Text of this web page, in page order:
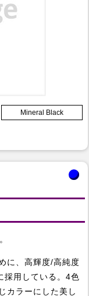
Mineral Black
に、高輝度/高純度
採用している。4色
カラーにした美し